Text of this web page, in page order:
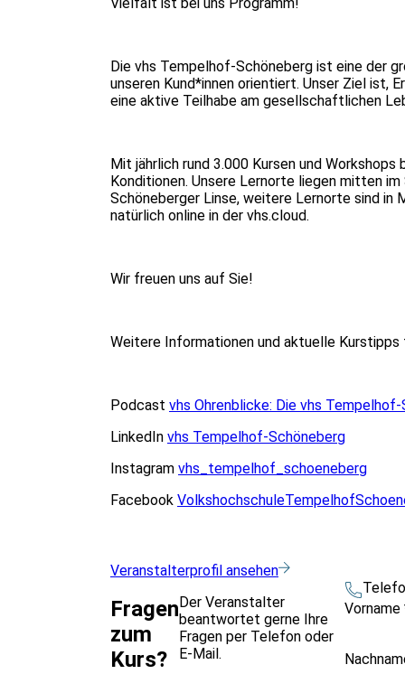
Die vhs Tempelhof-Schöneberg ist eine der
unseren Kund*innen orientiert. Unser Ziel ist,
eine aktive Teilhabe am gesellschaftlichen
Mit jährlich rund 3.000 Kursen und
Konditionen. Unsere Lernorte liegen mitten
Schöneberger Linse, weitere Lernorte sind in
natürlich online in der vhs.cloud.
Wir freuen uns auf Sie!
Weitere Informationen und aktuelle Kurstipps
Podcast vhs Ohrenblicke: Die vhs
LinkedIn vhs Tempelhof-Schöneberg
Instagram vhs_tempelhof_schoeneberg
Facebook
Veranstalterprofil ansehen
Fragen
zum
Kurs?
Der Veranstalter
beantwortet gerne Ihre
Fragen per Telefon oder
E-Mail.
Vorname